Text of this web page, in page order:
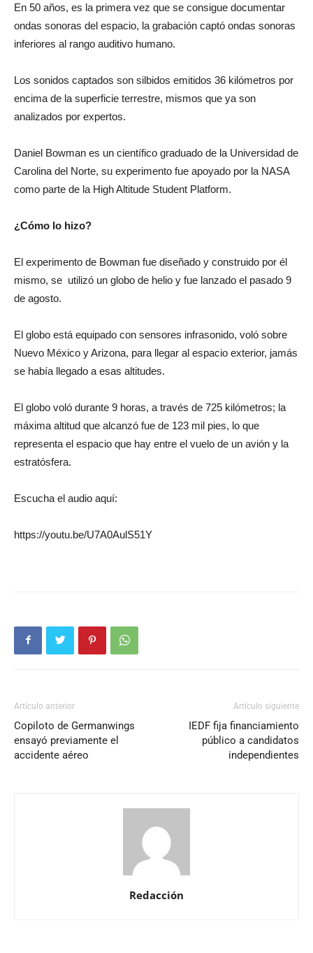
En 50 años, es la primera vez que se consigue documentar
ondas sonoras del espacio, la grabación captó ondas sonoras
inferiores al rango auditivo humano.
Los sonidos captados son silbidos emitidos 36 kilómetros por
encima de la superficie terrestre, mismos que ya son
analizados por expertos.
Daniel Bowman es un científico graduado de la Universidad de
Carolina del Norte, su experimento fue apoyado por la NASA
como parte de la High Altitude Student Platform.
¿Cómo lo hizo?
El experimento de Bowman fue diseñado y construido por él
mismo, se utilizó un globo de helio y fue lanzado el pasado 9
de agosto.
El globo está equipado con sensores infrasonido, voló sobre
Nuevo México y Arizona, para llegar al espacio exterior, jamás
se había llegado a esas altitudes.
El globo voló durante 9 horas, a través de 725 kilómetros; la
máxima altitud que alcanzó fue de 123 mil pies, lo que
representa el espacio que hay entre el vuelo de un avión y la
estratósfera.
Escucha el audio aquí:
https://youtu.be/U7A0AulS51Y
Artículo anterior
Copiloto de Germanwings
ensayó previamente el
accidente aéreo
Artículo siguiente
IEDF fija financiamiento
público a candidatos
independientes
Redacción